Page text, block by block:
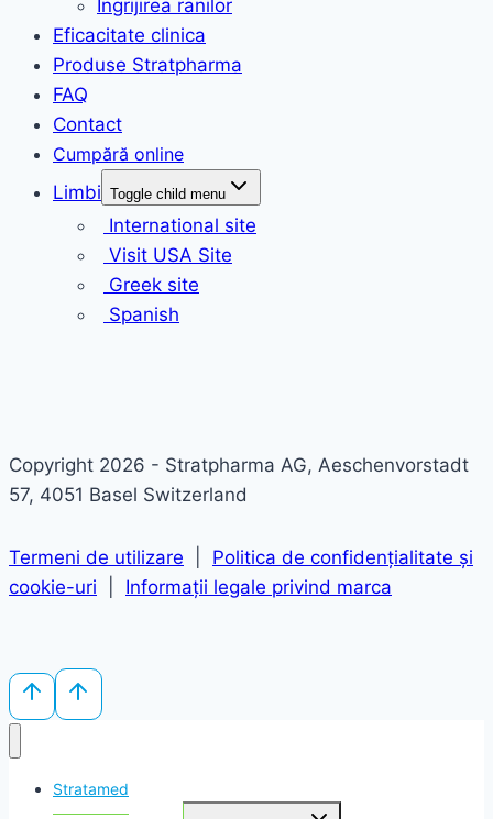
Ingrijirea ranilor
Eficacitate clinica
Produse Stratpharma
FAQ
Contact
Limbi Toggle child menu
International site
Visit USA Site
Greek site
Spanish
Copyright 2026 - Stratpharma AG, Aeschenvorstadt
57, 4051 Basel Switzerland
Termeni de utilizare
Politica de confidențialitate și
cookie-uri
Informații legale privind marca
Stratamed